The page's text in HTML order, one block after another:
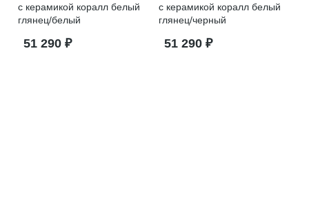
с керамикой коралл белый
глянец/белый
51 290 ₽
с керамикой коралл белый
глянец/черный
51 290 ₽